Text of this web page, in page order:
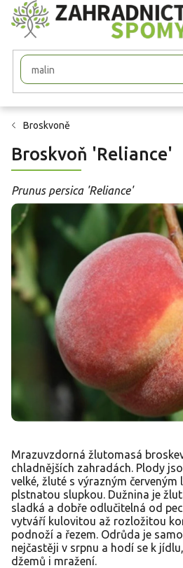
Přejít
na
obsah
Broskvoně
Broskvoň 'Reliance'
Prunus persica 'Reliance'
Mrazuvzdorná žlutomasá
chladnějších zahradách. Plody
velké, žluté s výrazným červeným
plstnatou slupkou. Dužnina je
sladká a dobře odlučitelná od
vytváří kulovitou až rozložitou
podnoží a řezem. Odrůda je
nejčastěji v srpnu a hodí se k
džemů i mražení.